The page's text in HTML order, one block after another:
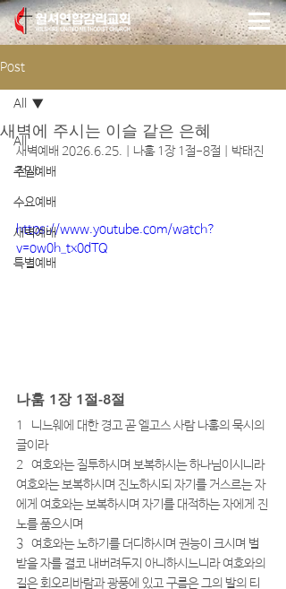
Post
All
주일예배
수요예배
새벽예배
특별예배
All
새벽에 주시는 이슬 같은 은혜
새벽예배 2026.6.25. | 나훔 1장 1절-8절 | 박태진
전사
https://www.youtube.com/watch?
v=ow0h_tx0dTQ
나훔 1장 1절-8절
1   니느웨에 대한 경고 곧 엘고스 사람 나훔의 묵시의
글이라
2   여호와는 질투하시며 보복하시는 하나님이시니라
여호와는 보복하시며 진노하시되 자기를 거스르는 자
에게 여호와는 보복하시며 자기를 대적하는 자에게 진
노를 품으시며
3   여호와는 노하기를 더디하시며 권능이 크시며 벌
받을 자를 결코 내버려두지 아니하시느니라 여호와의
길은 회오리바람과 광풍에 있고 구름은 그의 발의 티